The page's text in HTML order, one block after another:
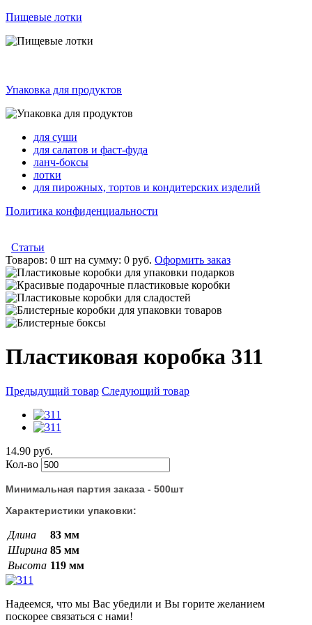
Пищевые лотки
Упаковка для продуктов
для суши
для салатов и фаст-фуда
ланч-боксы
лотки
для пирожных, тортов и кондитерских изделий
Политика конфиденциальности
Статьи
Товаров: 0 шт на сумму: 0 руб. Оформить заказ
Пластиковая коробка 311
Предыдущий товар Следующий товар
14.90 руб.
Кол-во
Минимальная партия заказа - 500шт
Характеристики упаковки:
Длина
83 мм
Ширина 85 мм
Высота 119 мм
Надеемся, что мы Вас убедили и Вы горите желанием
поскорее связаться с нами!